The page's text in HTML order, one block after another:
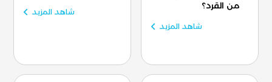
من القرد؟
شاهد المزيد
شاهد المزيد